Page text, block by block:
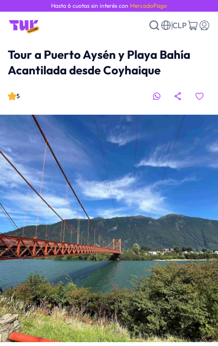
Hasta 6 cuotas sin interés con MercadoPago
CLP
Tour a Puerto Aysén y Playa Bahía
Acantilada desde Coyhaique
5